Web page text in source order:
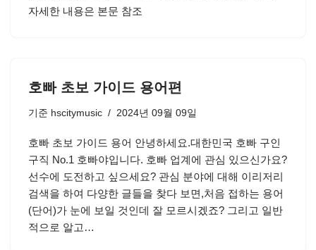
자세한 내용은 본문 참조
호빠 초보 가이드 용어편
기준 hscitymusic 2024년 09월 09일
호빠 초보 가이드 용어 안녕하세요.대한민국 호빠 구인
구직 No.1 호빠야입니다. 호빠 업계에 관심 있으신가요?
선수에 도전하고 싶으세요? 관심 분야에 대해 이리저리
검색을 하여 다양한 글들을 찾다 보면,처음 접하는 용어
(단어)가 눈에 보일 것인데 잘 모르시겠죠? 그리고 일반
적으로 알고…